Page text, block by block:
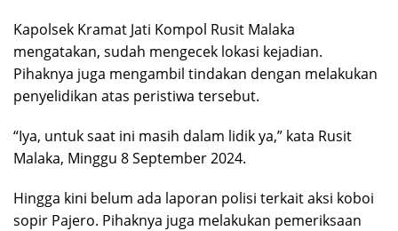
Kapolsek Kramat Jati Kompol Rusit Malaka
mengatakan, sudah mengecek lokasi kejadian.
Pihaknya juga mengambil tindakan dengan melakukan
penyelidikan atas peristiwa tersebut.
“Iya, untuk saat ini masih dalam lidik ya,” kata Rusit
Malaka, Minggu 8 September 2024.
Hingga kini belum ada laporan polisi terkait aksi koboi
sopir Pajero. Pihaknya juga melakukan pemeriksaan